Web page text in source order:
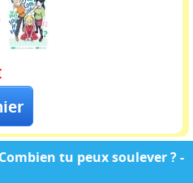
tu peux soulever ? -